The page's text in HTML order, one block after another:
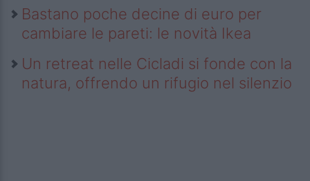
Bastano poche decine di euro per
cambiare le pareti: le novità Ikea
Un retreat nelle Cicladi si fonde con la
natura, offrendo un rifugio nel silenzio